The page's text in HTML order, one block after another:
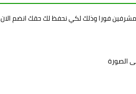
فورا وذلك لكي نحفظ لك حقك انضم الان
الصورة